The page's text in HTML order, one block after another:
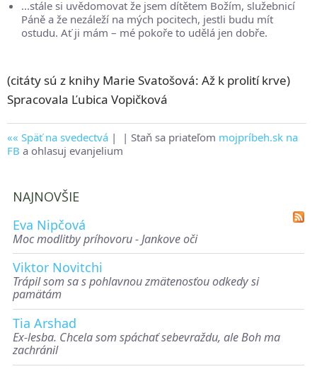
...stále si uvědomovat že jsem dítětem Božím, služebnicí
Páně a že nezáleží na mých pocitech, jestli budu mít
ostudu. Ať ji mám – mé pokoře to udělá jen dobře.
(citáty sú z knihy Marie Svatošová: Až k prolití krve)
Spracovala Ľubica Vopičková
Späť na svedectvá | | Staň sa priateľom mojpríbeh.sk na
FB a ohlasuj evanjelium
NAJNOVŠIE
Eva Nipčová
Moc modlitby príhovoru - Jankove oči
Viktor Novitchi
Trápil som sa s pohlavnou zmätenosťou odkedy si
pamätám
Tia Arshad
Ex-lesba. Chcela som spáchať sebevraždu, ale Boh ma
zachránil